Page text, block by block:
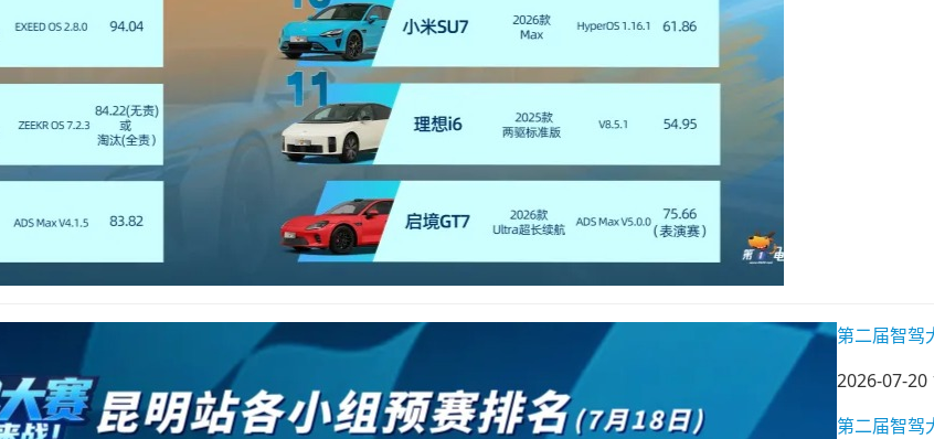
第二届智驾
2026-07-20
第二届智驾